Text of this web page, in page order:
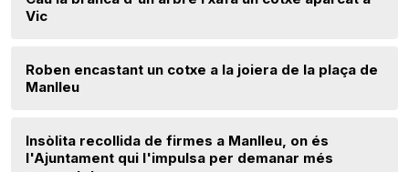
Vic
Roben encastant un cotxe a la joiera de la plaça de
Manlleu
Insòlita recollida de firmes a Manlleu, on és
l'Ajuntament qui l'impulsa per demanar més